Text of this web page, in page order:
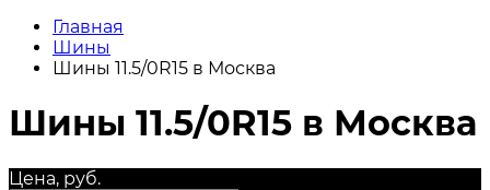
Главная
Шины
Шины 11.5/0R15 в Москва
Шины 11.5/0R15 в Москва
Цена, руб.